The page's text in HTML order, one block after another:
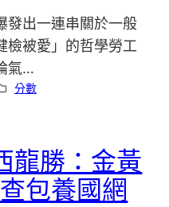
發出一連串關於一般
檢被愛」的哲學勞工
氣…
分數
龍勝：金黃
包養國網